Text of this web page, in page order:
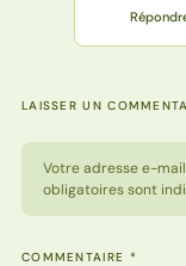
LAISSER UN
Votre adresse e-
obligatoires sont
COMMENTAIRE *